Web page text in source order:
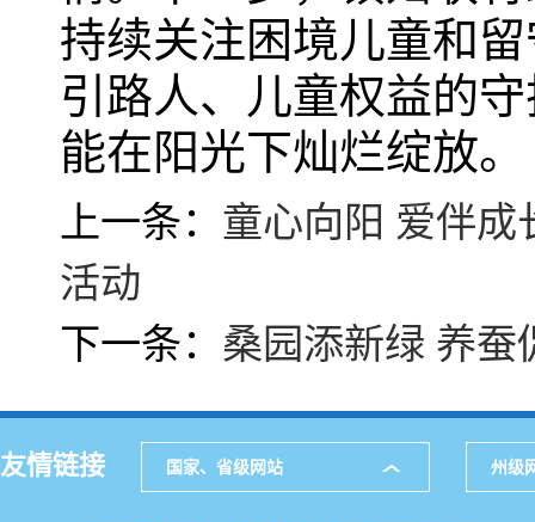
持续关注困境儿童和
引路人、儿童权益的
能在阳光下灿烂绽放。
上一条： 童心向阳 爱伴
活动
下一条： 桑园添新绿 养蚕
友情链接 国家、省级网站 州级